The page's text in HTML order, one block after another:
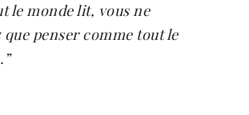
le monde lit, vous ne
que penser comme tout le